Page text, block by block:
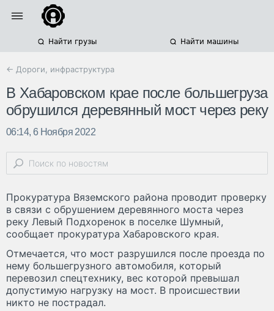
Найти грузы Найти машины
← Дороги, инфраструктура
В Хабаровском крае после большегруза
обрушился деревянный мост через реку
06:14, 6 Ноября 2022
Прокуратура Вяземского района проводит проверку
в связи с обрушением деревянного моста через
реку Левый Подхоренок в поселке Шумный,
сообщает прокуратура Хабаровского края.
Отмечается, что мост разрушился после проезда по
нему большегрузного автомобиля, который
перевозил спецтехнику, вес которой превышал
допустимую нагрузку на мост. В происшествии
никто не пострадал.